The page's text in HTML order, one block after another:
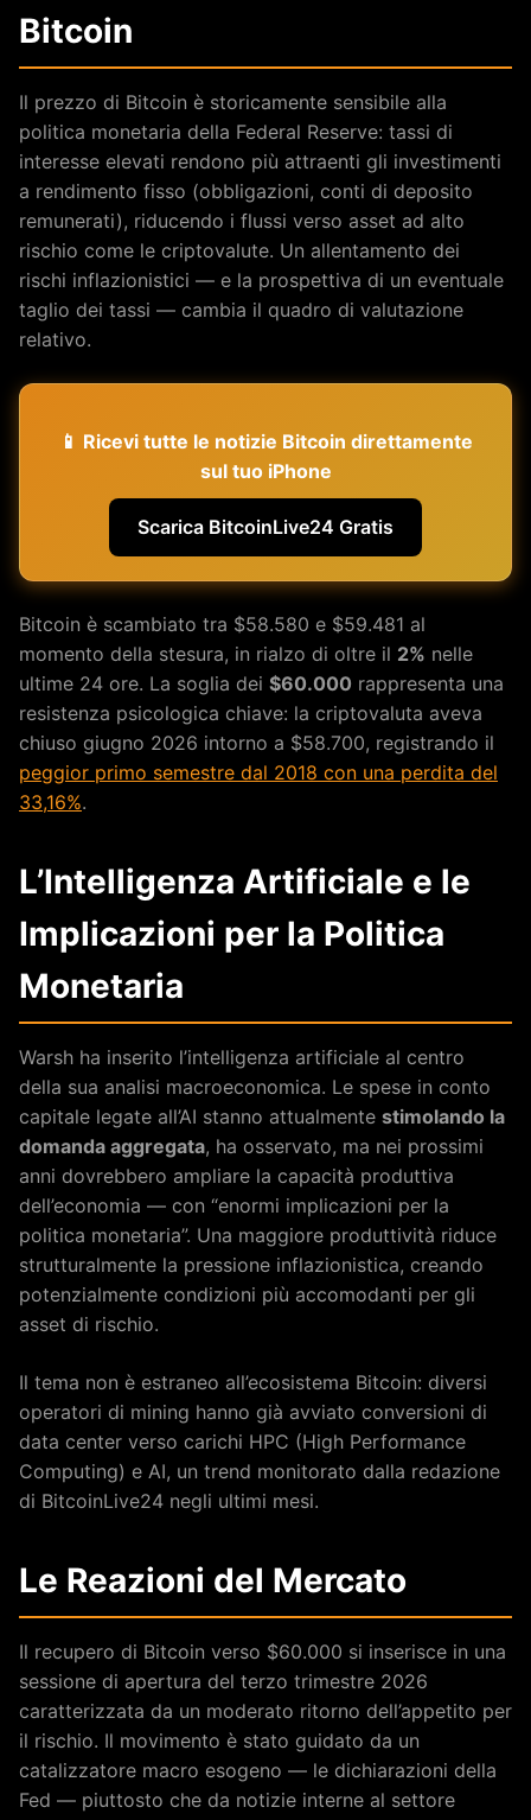
Bitcoin
Il prezzo di Bitcoin è storicamente sensibile alla
politica monetaria della Federal Reserve: tassi di
interesse elevati rendono più attraenti gli investimenti
a rendimento fisso (obbligazioni, conti di deposito
remunerati), riducendo i flussi verso asset ad alto
rischio come le criptovalute. Un allentamento dei
rischi inflazionistici — e la prospettiva di un eventuale
taglio dei tassi — cambia il quadro di valutazione
relativo.
📱 Ricevi tutte le notizie Bitcoin direttamente
sul tuo iPhone
Scarica BitcoinLive24 Gratis
Bitcoin è scambiato tra $58.580 e $59.481 al
momento della stesura, in rialzo di oltre il 2% nelle
ultime 24 ore. La soglia dei $60.000 rappresenta una
resistenza psicologica chiave: la criptovaluta aveva
chiuso giugno 2026 intorno a $58.700, registrando il
peggior primo semestre dal 2018 con una perdita del
33,16%.
L’Intelligenza Artificiale e le
Implicazioni per la Politica
Monetaria
Warsh ha inserito l’intelligenza artificiale al centro
della sua analisi macroeconomica. Le spese in conto
capitale legate all’AI stanno attualmente stimolando la
domanda aggregata, ha osservato, ma nei prossimi
anni dovrebbero ampliare la capacità produttiva
dell’economia — con “enormi implicazioni per la
politica monetaria”. Una maggiore produttività riduce
strutturalmente la pressione inflazionistica, creando
potenzialmente condizioni più accomodanti per gli
asset di rischio.
Il tema non è estraneo all’ecosistema Bitcoin: diversi
operatori di mining hanno già avviato conversioni di
data center verso carichi HPC (High Performance
Computing) e AI, un trend monitorato dalla redazione
di BitcoinLive24 negli ultimi mesi.
Le Reazioni del Mercato
Il recupero di Bitcoin verso $60.000 si inserisce in una
sessione di apertura del terzo trimestre 2026
caratterizzata da un moderato ritorno dell’appetito per
il rischio. Il movimento è stato guidato da un
catalizzatore macro esogeno — le dichiarazioni della
Fed — piuttosto che da notizie interne al settore